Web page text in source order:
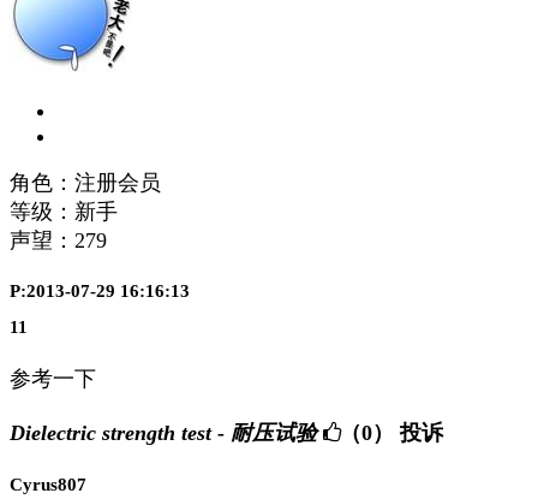
角色：注册会员
等级：新手
声望： 279
P:2013-07-29 16:16:13
11
参考一下
Dielectric strength test - 耐压试验 （0） 投诉
Cyrus807